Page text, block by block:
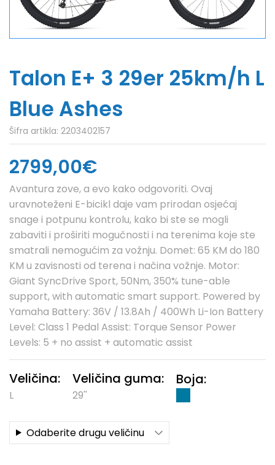
Talon E+ 3 29er 25km/h L
Blue Ashes
Šifra artikla: 2203402157
2799,00€
Avantura zove, a evo kako odgovoriti. Ovaj
uravnoteženi E-bicikl daje vam prirodan osjećaj
snage i potpunu kontrolu, kako bi ste se mogli
zabaviti i proširiti mogučnosti i na terenima koje ste
smatrali nemogućim za vožnju. Domet: 65 KM do 180
KM u zavisnosti od terena i načina vožnje. Motor:
Giant SyncDrive Sport, 50Nm, 350% tune-able
support, with automatic smart support. Powered by
Yamaha Battery: 36V / 13.8Ah / 400Wh Li-Ion Battery
Level: Class 1 Pedal Assist: Torque Sensor Power
Levels: 5 + no assist + automatic assist
Veličina:
L
Veličina guma:
29''
Boja:
Odaberite drugu veličinu